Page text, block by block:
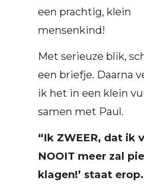
een prachtig, klein
mensenkind!
Met serieuze blik,
een briefje. Daarna
ik het in een klein
samen met Paul.
“Ik ZWEER, dat ik
NOOIT meer zal
klagen!’ staat erop.